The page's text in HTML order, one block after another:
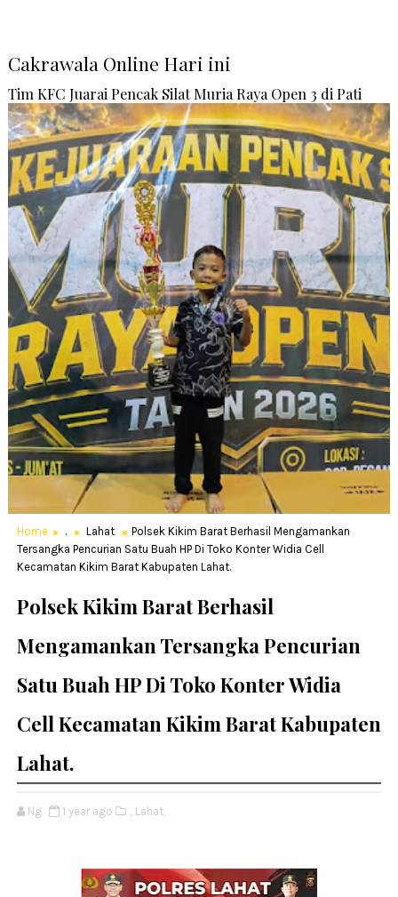
Cakrawala Online Hari ini
Tim KFC Juarai Pencak Silat Muria Raya Open 3 di Pati
Home . Lahat
Polsek Kikim Barat Berhasil Mengamankan
Tersangka Pencurian Satu Buah HP Di Toko Konter Widia Cell
Kecamatan Kikim Barat Kabupaten Lahat.
Polsek Kikim Barat Berhasil
Mengamankan Tersangka Pencurian
Satu Buah HP Di Toko Konter Widia
Cell Kecamatan Kikim Barat Kabupaten
Lahat.
Ng 1 year ago ., Lahat,